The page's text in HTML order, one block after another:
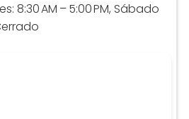
8:30 AM – 5:00 PM, Sábado